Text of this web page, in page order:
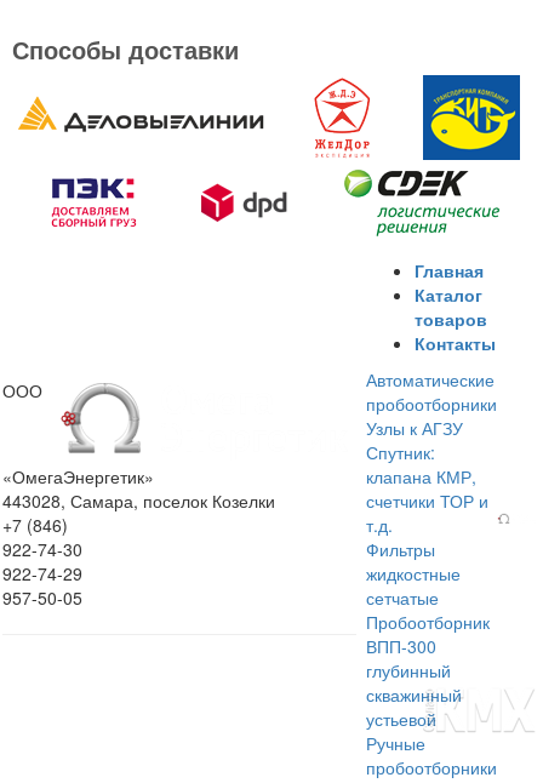
Способы доставки
ООО
«ОмегаЭнергетик»
443028, Самара, поселок Козелки
+7 (846)
922-74-30
922-74-29
957-50-05
Главная
Каталог
товаров
Контакты
Автоматические
пробоотборники
Узлы к АГЗУ
Спутник:
клапана КМР,
счетчики ТОР и
т.д.
Фильтры
жидкостные
сетчатые
Пробоотборник
ВПП-300
глубинный
скважинный
устьевой
Ручные
пробоотборники